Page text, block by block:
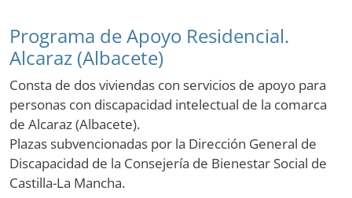
Programa de Apoyo Residencial.
Alcaraz (Albacete)
Consta de dos viviendas con servicios de apoyo para
personas con discapacidad intelectual de la comarca
de Alcaraz (Albacete).
Plazas subvencionadas por la Dirección General de
Discapacidad de la Consejería de Bienestar Social de
Castilla-La Mancha.